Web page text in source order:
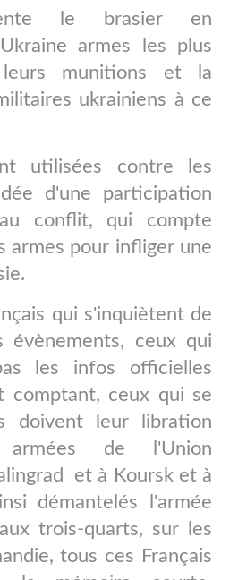
le brasier en
armes les plus
leurs munitions et la
ukrainiens à ce
utilisées contre les
d'une participation
conflit, qui compte
armes pour infliger une
qui s'inquiètent de
évènements, ceux qui
les infos officielles
comptant, ceux qui se
doivent leur libration
de l'Union
et à Koursk et à
démantelés l'armée
trois-quarts, sur les
tous ces Français